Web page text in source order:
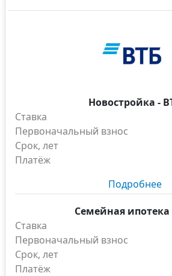
Новостройка -
Ставка
Первоначальный взнос
Срок, лет
Платёж
Подробнее
Семейная ипотека
Ставка
Первоначальный взнос
Срок, лет
Платёж